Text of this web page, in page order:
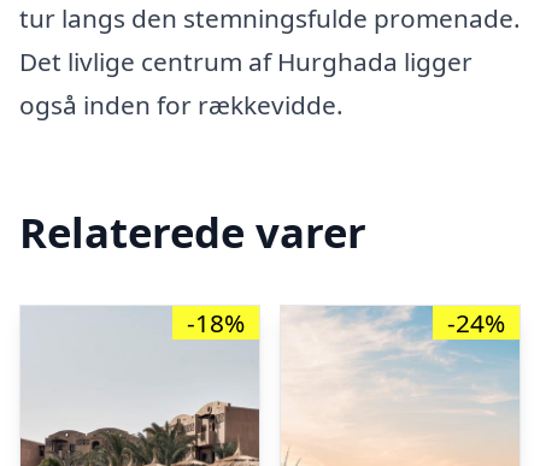
tur langs den stemningsfulde promenade.
Det livlige centrum af Hurghada ligger
også inden for rækkevidde.
Relaterede varer
-18% -24%